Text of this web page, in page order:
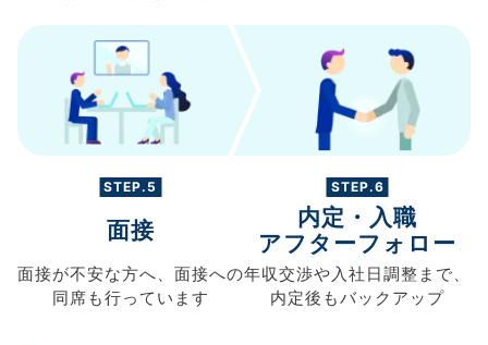
STEP.5
面接
面接が不安な方へ、 面接への
同席も行っています
STEP.6
内定・入職
アフターフォロー
年収交渉や入社日調整まで、
内定後もバックアップ